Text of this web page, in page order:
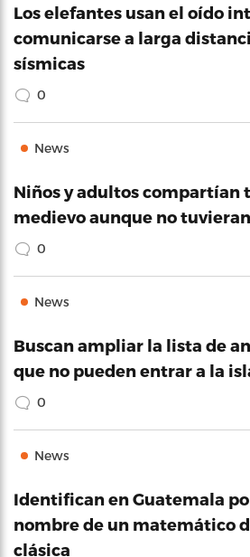
Los elefantes usan el oído
comunicarse a larga
sísmicas
0
News
Niños y adultos compartían
medievo aunque no
0
News
Buscan ampliar la lista de
que no pueden entrar a la
0
News
Identifican en Guatemala
nombre de un matemático
clásica